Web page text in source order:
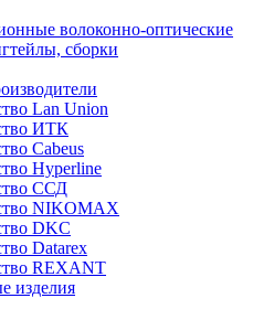
волоконно-оптические
сборки
Lan Union
ИТК
Cabeus
Hyperline
ССД
NIKOMAX
DKC
Datarex
REXANT
изделия